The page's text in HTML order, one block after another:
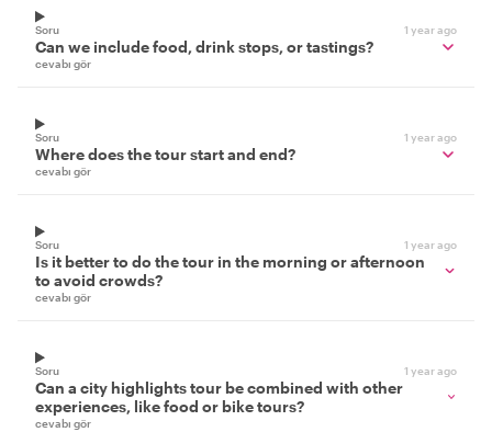
Soru 1 year ago
Can we include food, drink stops, or tastings?
cevabı gör
Soru 1 year ago
Where does the tour start and end?
cevabı gör
Soru 1 year ago
Is it better to do the tour in the morning or afternoon
to avoid crowds?
cevabı gör
Soru 1 year ago
Can a city highlights tour be combined with other
experiences, like food or bike tours?
cevabı gör